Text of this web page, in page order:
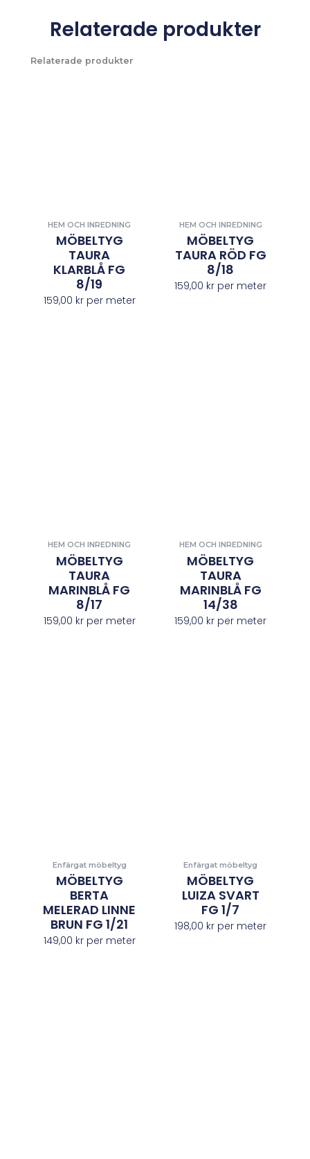
Relaterade produkter
Relaterade produkter
HEM OCH INREDNING
MÖBELTYG
TAURA
KLARBLÅ FG
8/19
159,00 krper meter
HEM OCH INREDNING
MÖBELTYG
TAURA RÖD FG
8/18
159,00 kr per meter
HEM OCH INREDNING
MÖBELTYG
TAURA
MARINBLÅ FG
8/17
159,00 krper meter
HEM OCH INREDNING
MÖBELTYG
TAURA
MARINBLÅ FG
14/38
159,00 kr per meter
Enfärgat möbeltyg
MÖBELTYG
BERTA
MELERAD LINNE
BRUN FG 1/21
149,00 krper meter
Enfärgat möbeltyg
MÖBELTYG
LUIZA SVART
FG 1/7
198,00 kr per meter